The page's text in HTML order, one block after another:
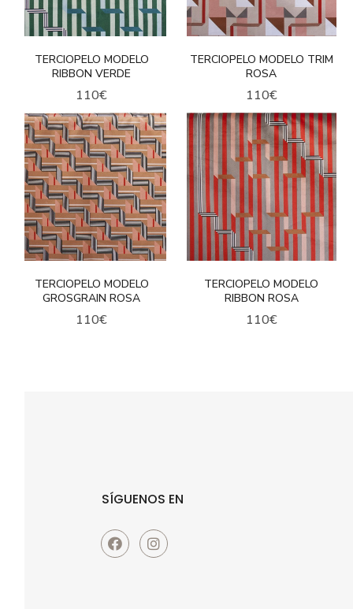
TERCIOPELO MODELO
RIBBON VERDE
110€
TERCIOPELO MODELO TRIM
ROSA
110€
TERCIOPELO MODELO
GROSGRAIN ROSA
110€
TERCIOPELO MODELO
RIBBON ROSA
110€
SÍGUENOS EN